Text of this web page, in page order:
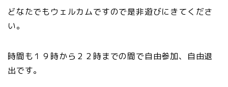
どなたでもウェルカムですので是非遊びにきてくださ
い。
時間も１９時から２２時までの間で自由参加、自由退
出です。